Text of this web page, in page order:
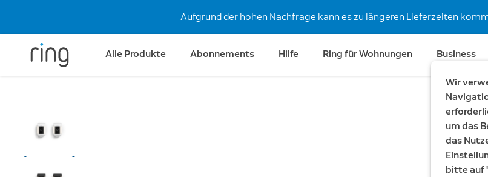
Aufgrund der hohen Nachfrage kann es zu längeren Lieferzeiten
Alle Produkte Abonnements Hilfe Ring für Wohnungen Business
Wir
um das
das
bitte auf